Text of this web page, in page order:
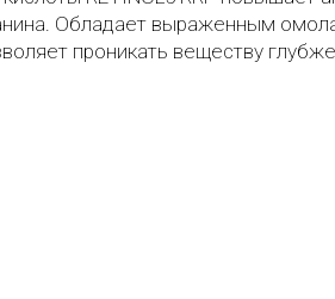
Обладает выраженным
проникать веществу